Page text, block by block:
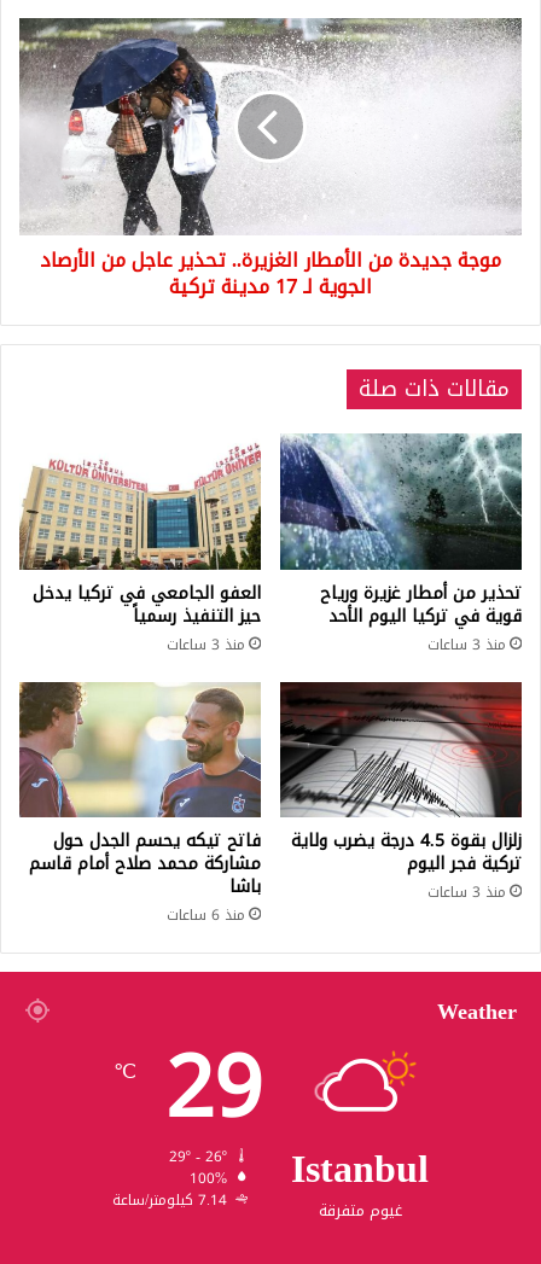
موجة
جديدة
من
الأمطار
الغزيرة..
تحذير
عاجل
من
الأرصاد
الجوية
مدينة
موجة جديدة من الأمطار الغزيرة.. تحذير عاجل من الأرصاد
الجوية لـ 17 مدينة تركية
مقالات ذات صلة
تحذير من أمطار غزيرة ورياح
قوية في تركيا اليوم الأحد
منذ 3 ساعات
العفو الجامعي في تركيا يدخل
حيز التنفيذ رسمياً
منذ 3 ساعات
زلزال بقوة 4.5 درجة يضرب ولاية
تركية فجر اليوم
منذ 3 ساعات
فاتح تيكه يحسم الجدل حول
مشاركة محمد صلاح أمام قاسم
باشا
منذ 6 ساعات
Weather
Istanbul
غيوم متفرقة
29
℃
100%
7.14 كيلومتر/ساعة